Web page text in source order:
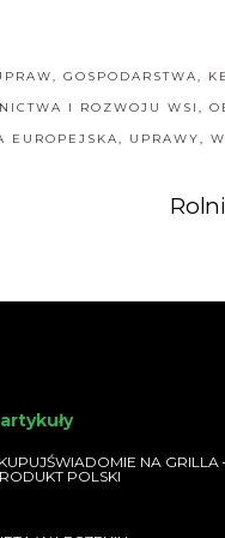
, GOSPODARSTWA, KE
I ROZWOJU WSI ,
EUROPEJSKA, UPRAWY,
NA GRILLA
POLSKI